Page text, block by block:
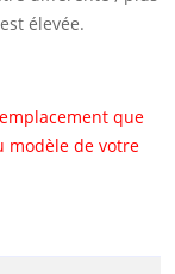
élevée.
que
modèle de votre